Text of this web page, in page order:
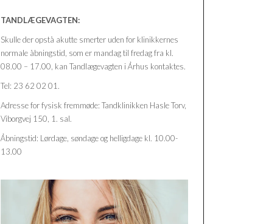
TANDLÆGEVAGTEN:
Skulle der opstå akutte smerter uden for klinikkernes
normale åbningstid, som er mandag til fredag fra kl.
08.00 – 17.00, kan Tandlægevagten i Århus kontaktes.
Tel: 23 62 02 01.
Adresse for fysisk fremmøde: Tandklinikken Hasle Torv,
Viborgvej 150, 1. sal.
Åbningstid: Lørdage, søndage og helligdage kl. 10.00-
13.00